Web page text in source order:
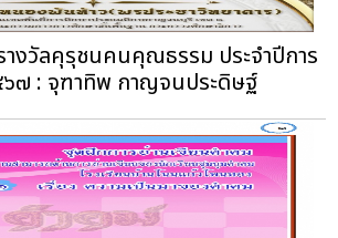
างวัลคุรุชนคนคุณธรรม ประจำปีการ
๗ : จุฑาทิพ กาญจนประดิษฐ์